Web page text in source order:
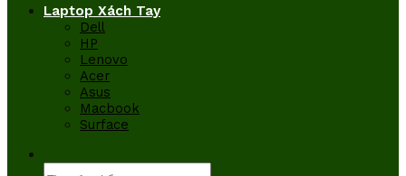
Laptop Xách Tay
Dell
HP
Lenovo
Acer
Asus
Macbook
Surface